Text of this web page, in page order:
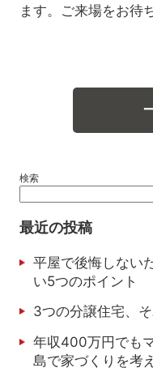
ます。ご来場をお待
検索
最近の投稿
平屋で後悔しない
い5つのポイント
3つの分譲住宅、
年収400万円でも
島で家づくりを考